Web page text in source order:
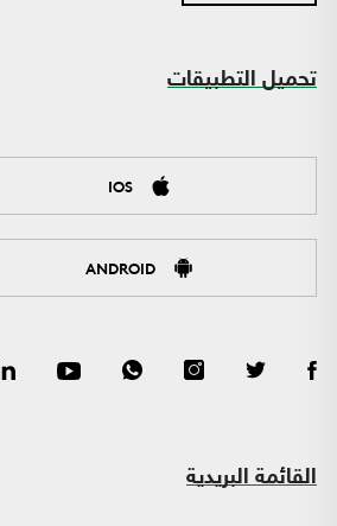
تحميل التطبيقات
IOS
ANDROID
القائمة البريدية